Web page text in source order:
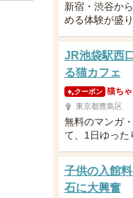
新宿・渋谷か
める体験が盛
JR池袋駅西
る猫カフェ
クーポン 猫ち
東京都豊島区
無料のマンガ
て、1日ゆった
子供の入館
石に大興奮